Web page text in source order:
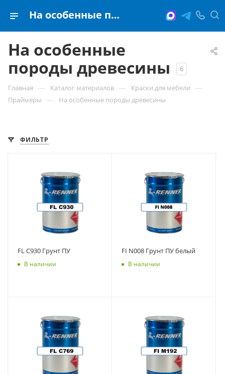
На особенные породы древесины
На особенные
породы древесины
6
Главная — Каталог материалов — Краски для мебели —
Праймеры — На особенные породы древесины
ФИЛЬТР
FL C930 Грунт ПУ
В наличии
FI N008 Грунт ПУ белый
В наличии